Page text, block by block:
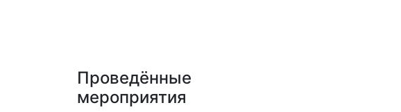
Проведённые
мероприятия